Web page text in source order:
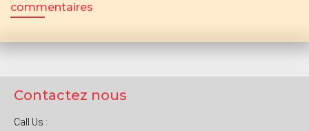
commentaires
Contactez nous
Call Us :